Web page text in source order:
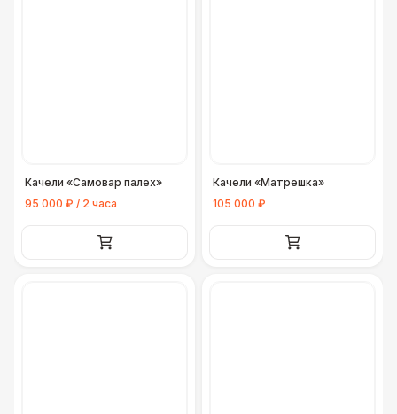
Качели «Самовар палех»
95 000 ₽ / 2 часа
Качели «Матрешка»
105 000 ₽